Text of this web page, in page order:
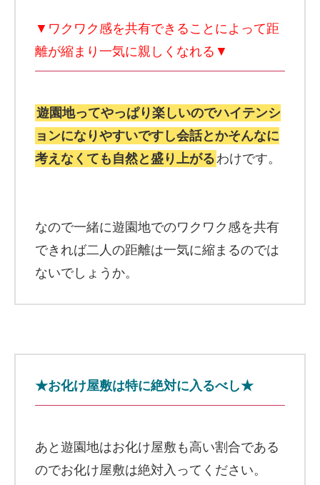
▼ワクワク感を共有できることによって距
離が縮まり一気に親しくなれる▼
遊園地ってやっぱり楽しいのでハイテンシ
ョンになりやすいですし会話とかそんなに
考えなくても自然と盛り上がるわけです。
なので一緒に遊園地でのワクワク感を共有
できれば二人の距離は一気に縮まるのでは
ないでしょうか。
★お化け屋敷は特に絶対に入るべし★
あと遊園地はお化け屋敷も高い割合である
のでお化け屋敷は絶対入ってください。